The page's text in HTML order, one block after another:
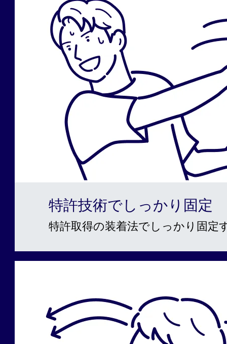
特許技術でしっかり固定
特許取得の装着法でしっかり固定